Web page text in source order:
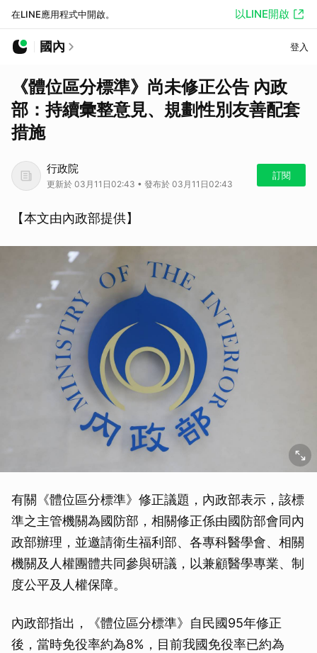
在LINE應用程式中開啟。 以LINE開啟
國內 登入
《體位區分標準》尚未修正公告 內政
部：持續彙整意見、規劃性別友善配套
措施
行政院
更新於 03月11日02:43 • 發布於 03月11日02:43
訂閱
【本文由內政部提供】
有關《體位區分標準》修正議題，內政部表示，該標
準之主管機關為國防部，相關修正係由國防部會同內
政部辦理，並邀請衛生福利部、各專科醫學會、相關
機關及人權團體共同參與研議，以兼顧醫學專業、制
度公平及人權保障。
內政部指出，《體位區分標準》自民國95年修正
後，當時免役率約為8%，目前我國免役率已約為
取消